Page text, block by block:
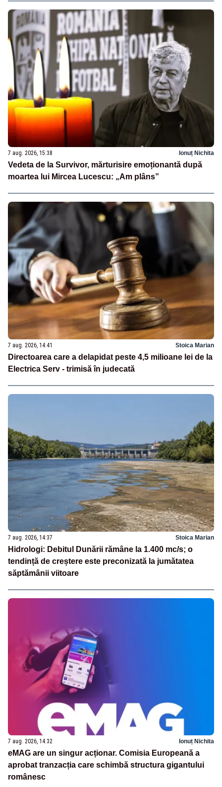
7 aug. 2026, 15:38 Ionuț Nichita
Vedeta de la Survivor, mărturisire emoționantă după
moartea lui Mircea Lucescu: „Am plâns”
7 aug. 2026, 14:41 Stoica Marian
Directoarea care a delapidat peste 4,5 milioane lei de la
Electrica Serv - trimisă în judecată
7 aug. 2026, 14:37 Stoica Marian
Hidrologi: Debitul Dunării rămâne la 1.400 mc/s; o
tendință de creștere este preconizată la jumătatea
săptămânii viitoare
7 aug. 2026, 14:32 Ionuț Nichita
eMAG are un singur acționar. Comisia Europeană a
aprobat tranzacția care schimbă structura gigantului
românesc